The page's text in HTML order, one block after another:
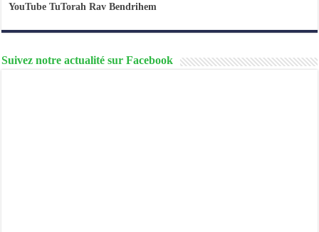
YouTube TuTorah Rav Bendrihem
Suivez notre actualité sur Facebook